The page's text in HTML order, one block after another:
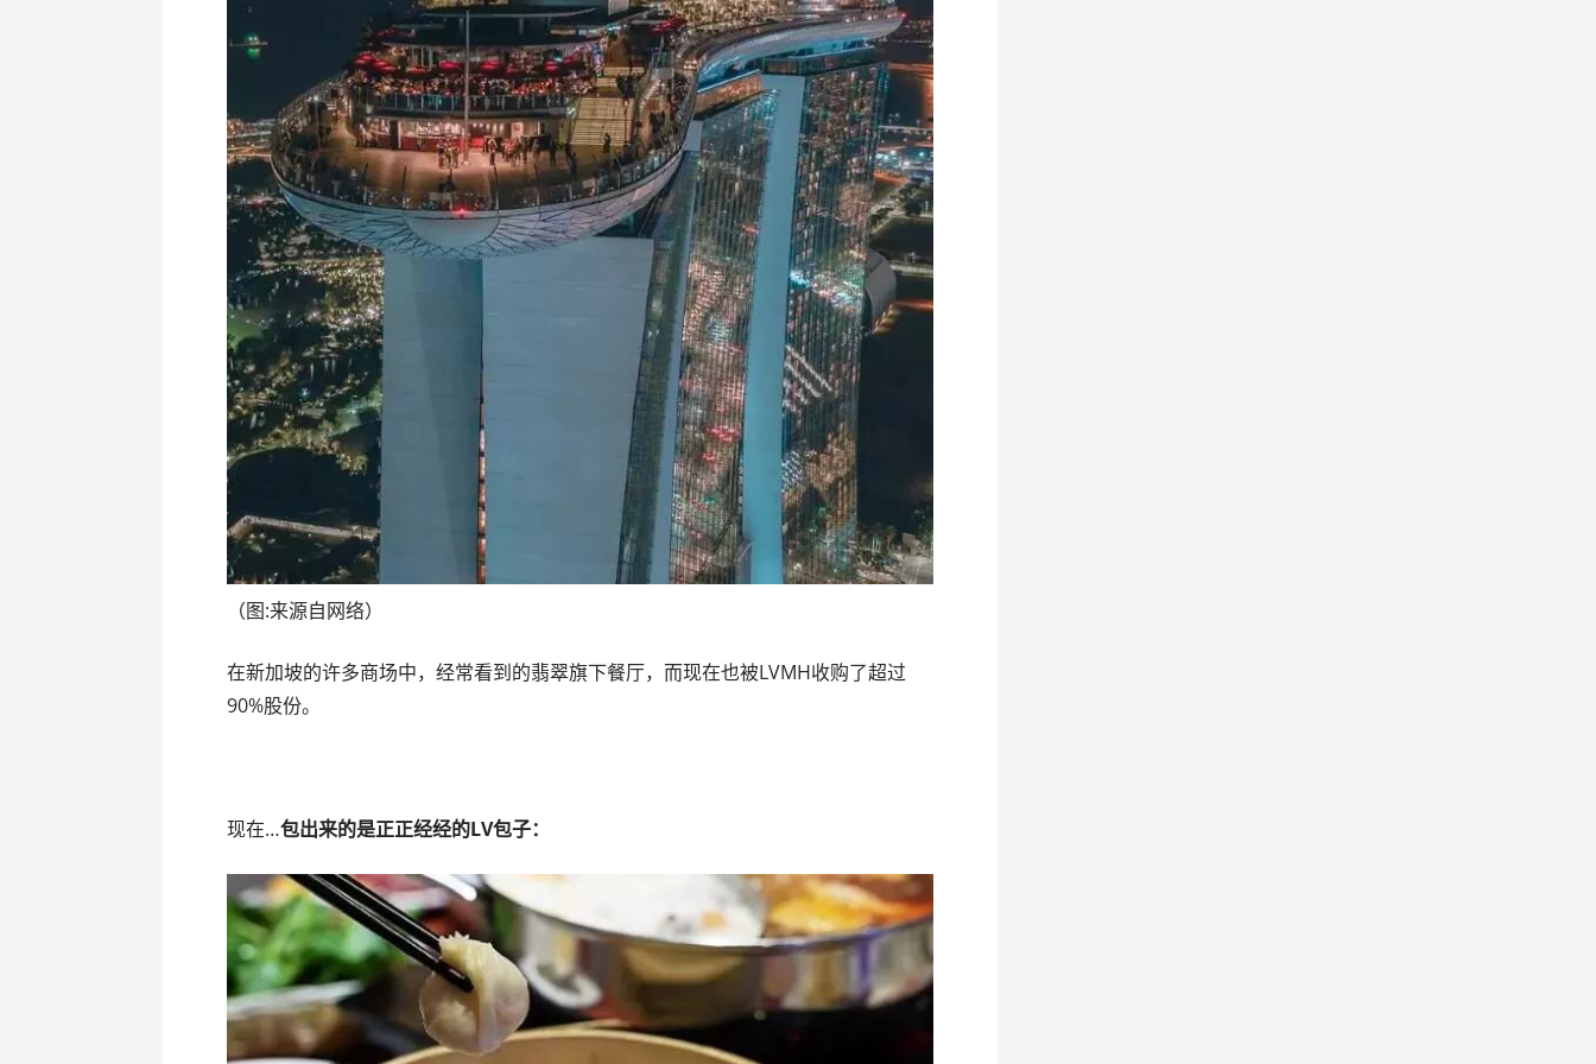
（图:来源自网络）
在新加坡的许多商场中，经常看到的翡翠旗下餐厅，而现在也被LVMH收购了超过
90%股份。
现在…包出来的是正正经经的LV包子：